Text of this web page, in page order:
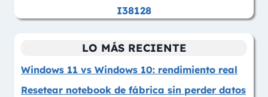
I38128
LO MÁS RECIENTE
Windows 11 vs Windows 10: rendimiento real
Resetear notebook de fábrica sin perder datos